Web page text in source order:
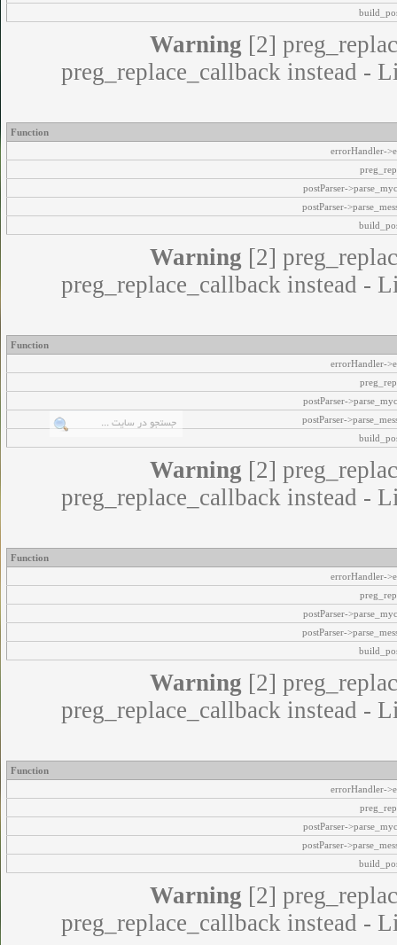
Warning [2]
preg_replace_callback instead -
Function
errorHandler-
postParser-
postParser-
Warning [2]
preg_replace_callback instead -
Function
errorHandler-
postParser-
postParser-
Warning [2]
preg_replace_callback instead -
Function
errorHandler-
postParser-
postParser-
Warning [2]
preg_replace_callback instead -
Function
errorHandler-
postParser-
postParser-
Warning [2]
preg_replace_callback instead -